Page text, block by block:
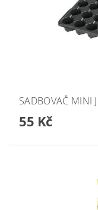
SADBOVAČ MINI
55 Kč